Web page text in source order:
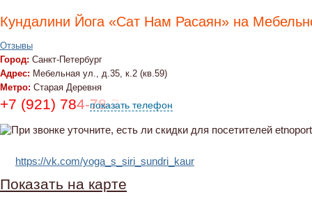
Кундалини Йога «Сат Нам Расаян» на
Отзывы
Город: Санкт-Петербург
Адрес: Мебельная ул., д.35, к.2 (кв.59)
Метро: Старая Деревня
+7 (921) 784-78-77показать телефон
https://vk.com/yoga_s_siri_sundri_kaur
Показать на карте